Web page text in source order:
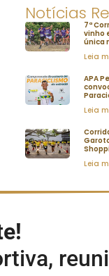
Notícias
7ª
vinho
única
Leia
APA
Leia
Leia